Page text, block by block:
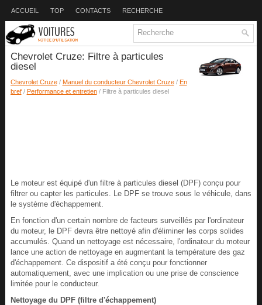
ACCUEIL TOP CONTACTS RECHERCHE
Chevrolet Cruze: Filtre à particules
diesel
Chevrolet Cruze/ Manuel du conducteur Chevrolet Cruze/ En
bref/ Performance et entretien/ Filtre à particules diesel
Le moteur est équipé d'un filtre à particules diesel (DPF) conçu pour
filtrer ou capter les particules. Le DPF se trouve sous le véhicule, dans
le système d'échappement.
En fonction d'un certain nombre de facteurs surveillés par l'ordinateur
du moteur, le DPF devra être nettoyé afin d'éliminer les corps solides
accumulés. Quand un nettoyage est nécessaire, l'ordinateur du moteur
lance une action de nettoyage en augmentant la température des gaz
d'échappement. Ce dispositif a été conçu pour fonctionner
automatiquement, avec une implication ou une prise de conscience
limitée pour le conducteur.
Nettoyage du DPF (filtre d'échappement)